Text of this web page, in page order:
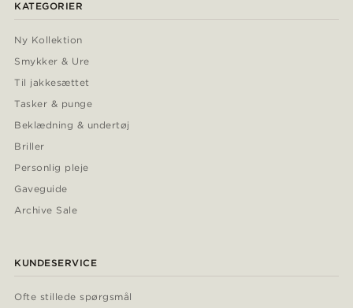
KATEGORIER
Ny Kollektion
Smykker & Ure
Til jakkesættet
Tasker & punge
Beklædning & undertøj
Briller
Personlig pleje
Gaveguide
Archive Sale
KUNDESERVICE
Ofte stillede spørgsmål